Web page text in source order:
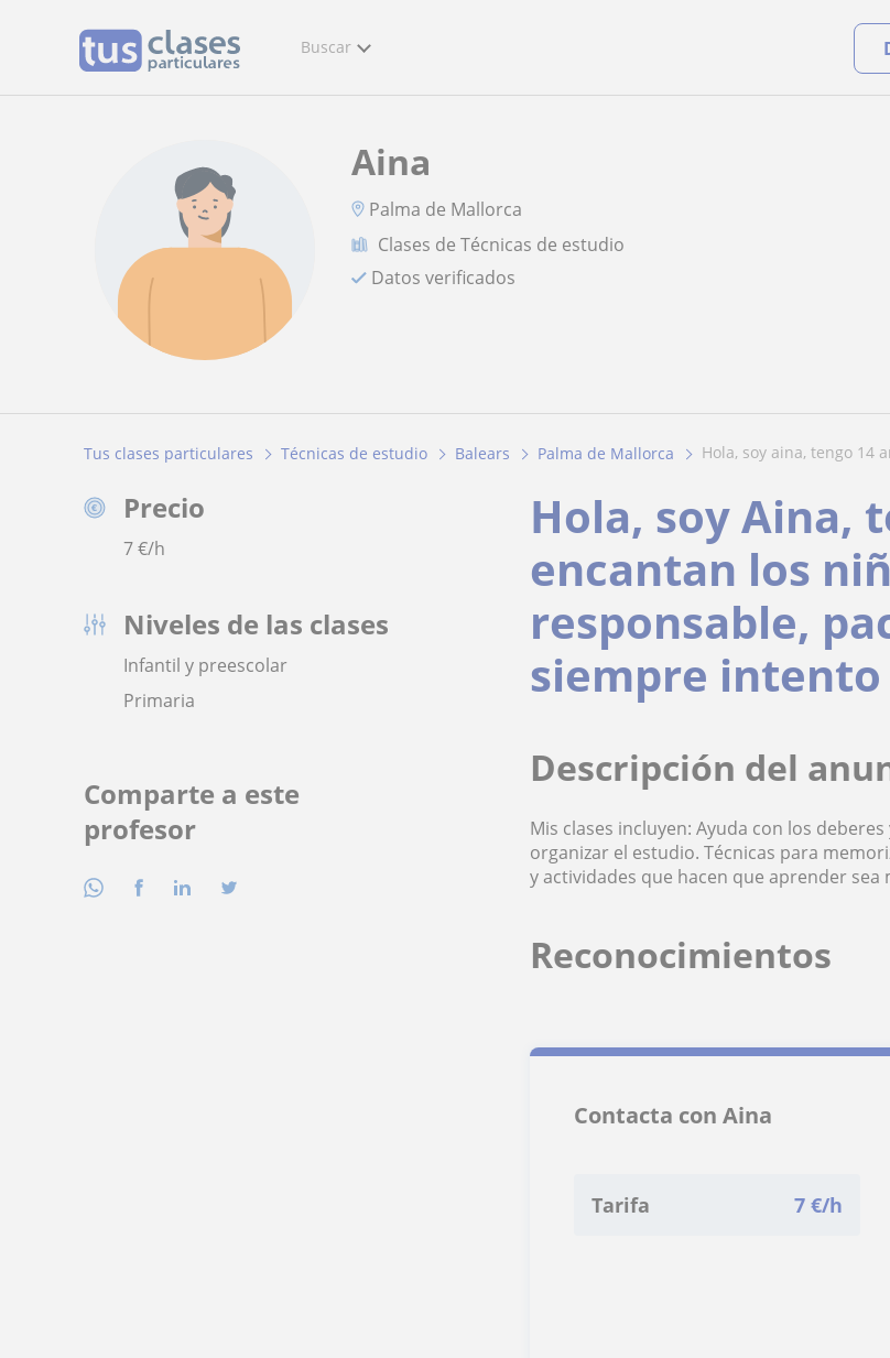
Buscar
Aina
Palma de Mallorca
Clases de Técnicas de estudio
Datos verificados
Tus clases particulares Técnicas de estudio Balears Palma de Mallorca hola, soy aina, tengo 14
Precio
7€/h
Niveles de las clases
Infantil y preescolar
Primaria
Comparte a este
profesor
Hola, soy Aina,
encantan los
responsable,
siempre intento
Descripción del
Mis clases incluyen: Ayuda con los
organizar el estudio. Técnicas para
y actividades que hacen que aprender sea
Reconocimientos
Contacta con Aina
Tarifa 7 €/h